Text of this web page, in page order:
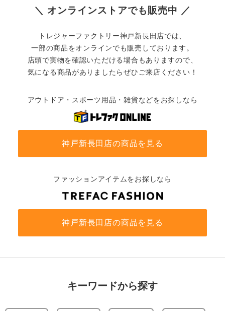
＼ オンラインストアでも販売中 ／
トレジャーファクトリー神戸新長田店では、
一部の商品をオンラインでも販売しております。
店頭で実物を確認いただける場合もありますので、
気になる商品がありましたらぜひご来店ください！
アウトドア・スポーツ用品・雑貨などをお探しなら
神戸新長田店の商品を見る
ファッションアイテムをお探しなら
神戸新長田店の商品を見る
キーワードから探す